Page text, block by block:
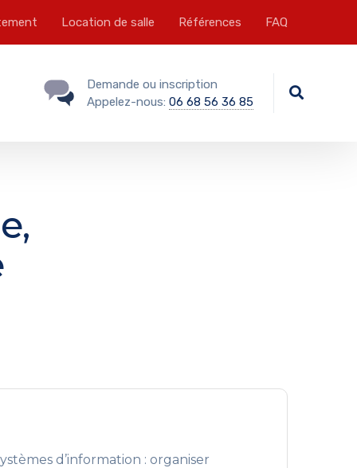
Location de salle Références FAQ
Demande ou inscription
Appelez-nous: 06 68 56 36 85
d’information : organiser